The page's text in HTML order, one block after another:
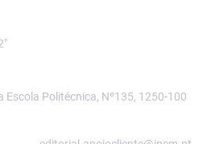
Escola Politécnica, Nº135, 1250-100